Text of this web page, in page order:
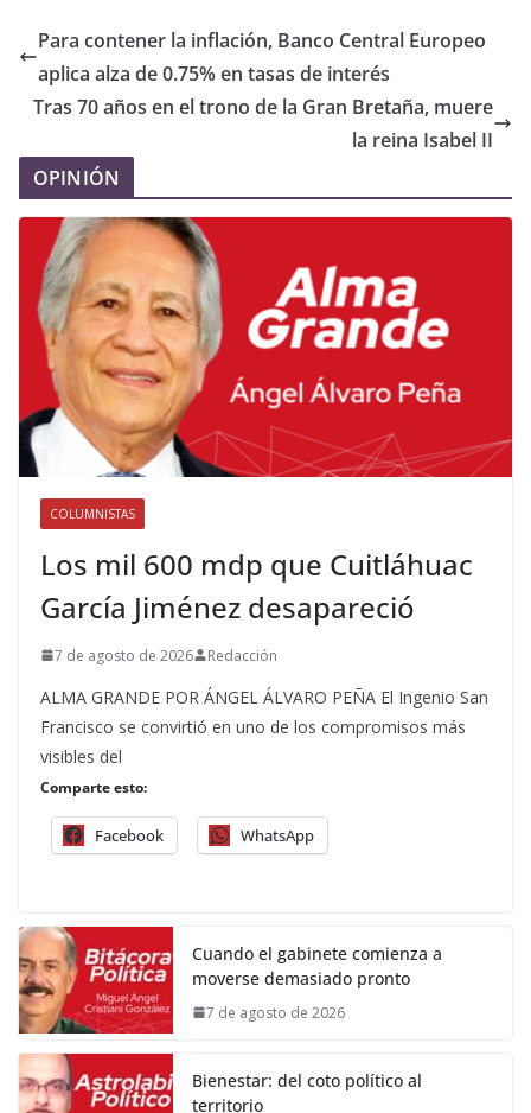
Para contener la inflación, Banco Central Europeo
aplica alza de 0.75% en tasas de interés
Tras 70 años en el trono de la Gran Bretaña, muere
la reina Isabel II
OPINIÓN
COLUMNISTAS
Los mil 600 mdp que Cuitláhuac
García Jiménez desapareció
7 de agosto de 2026 Redacción
ALMA GRANDE POR ÁNGEL ÁLVARO PEÑA El Ingenio San
Francisco se convirtió en uno de los compromisos más
visibles del
Comparte esto:
Facebook WhatsApp
Cuando el gabinete comienza a
moverse demasiado pronto
7 de agosto de 2026
Bienestar: del coto político al
territorio